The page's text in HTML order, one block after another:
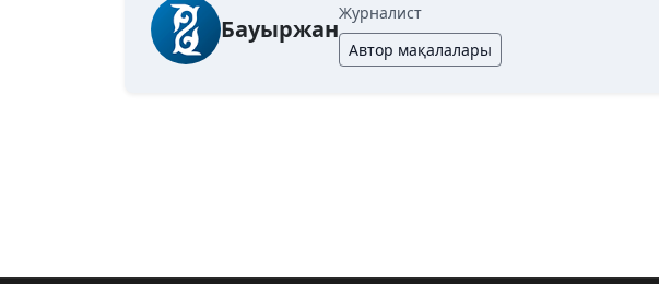
Бауыржан
Журналист
Автор мақалалары